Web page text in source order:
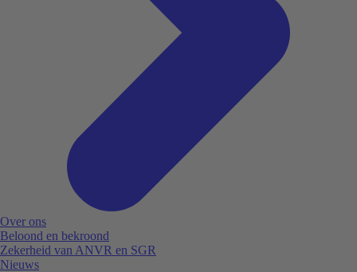
Over ons
Beloond en bekroond
Zekerheid van ANVR en SGR
Nieuws